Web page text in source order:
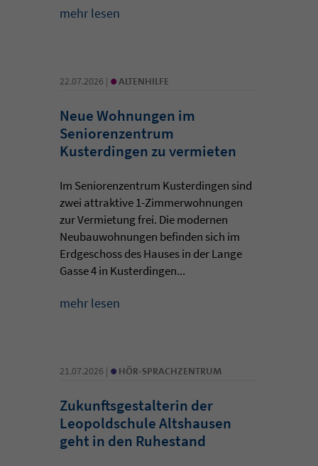
mehr lesen
22.07.2026 | • ALTENHILFE
Neue Wohnungen im
Seniorenzentrum
Kusterdingen zu vermieten
Im Seniorenzentrum Kusterdingen sind
zwei attraktive 1-Zimmerwohnungen
zur Vermietung frei. Die modernen
Neubauwohnungen befinden sich im
Erdgeschoss des Hauses in der Lange
Gasse 4 in Kusterdingen...
mehr lesen
21.07.2026 | • HÖR-SPRACHZENTRUM
Zukunftsgestalterin der
Leopoldschule Altshausen
geht in den Ruhestand